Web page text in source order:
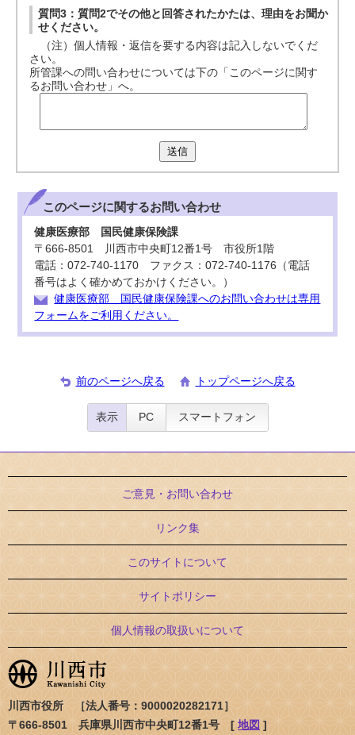
質問3：質問2でその他と回答されたかたは、理由をお聞か
せください。
（注）個人情報・返信を要する内容は記入しないでくだ
さい。
所管課への問い合わせについては下の「このページに関す
るお問い合わせ」へ。
送信
このページに関するお問い合わせ
健康医療部 国民健康保険課
〒666-8501 川西市中央町12番1号 市役所1階
電話：072-740-1170 ファクス：072-740-1176（電話
番号はよく確かめておかけください。）
健康医療部 国民健康保険課へのお問い合わせは専用
フォームをご利用ください。
前のページへ戻る トップページへ戻る
表示 PC スマートフォン
ご意見・お問い合わせ
リンク集
このサイトについて
サイトポリシー
個人情報の取扱いについて
川西市役所 ［法人番号：9000020282171］
〒666-8501 兵庫県川西市中央町12番1号 [ 地図 ]